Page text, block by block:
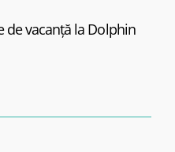
de vacanță la Dolphin